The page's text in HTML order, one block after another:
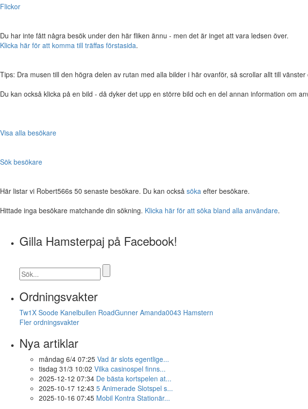
Flickor
Du har inte fått några besök under den här fliken ännu - men det är inget att vara ledsen över.
Klicka här för att komma till träffas förstasida.
Tips: Dra musen till den högra delen av rutan med alla bilder i här ovanför, så scrollar allt till
Du kan också klicka på en bild - då dyker det upp en större bild och en del annan information om
Visa alla besökare
Sök besökare
Här listar vi Robert566s 50 senaste besökare. Du kan också söka efter besökare.
Hittade inga besökare matchande din sökning. Klicka här för att söka bland alla användare.
Gilla Hamsterpaj på Facebook!
Ordningsvakter
Tw1X Soode Kanelbullen RoadGunner Amanda0043 Hamstern
Fler ordningsvakter
Nya artiklar
måndag 6/4 07:25 Vad är slots egentlige...
tisdag 31/3 10:02 Vilka casinospel finns...
2025-12-12 07:34 De bästa kortspelen at...
2025-10-17 12:43 5 Animerade Slotspel s...
2025-10-16 07:45 Mobil Kontra Stationär...